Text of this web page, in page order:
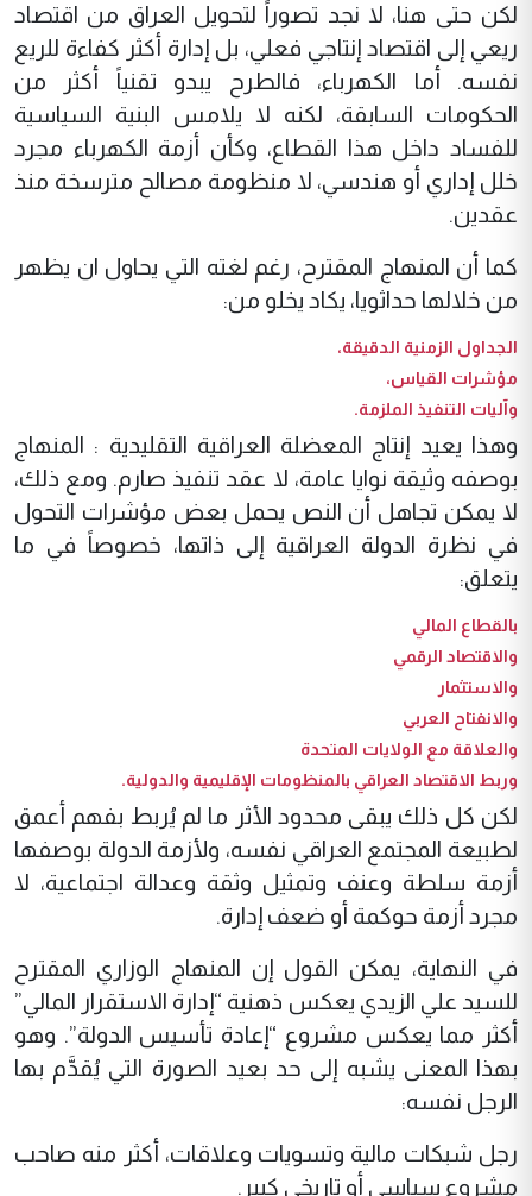
لكن حتى هنا، لا نجد تصوراً لتحويل العراق من اقتصاد
ريعي إلى اقتصاد إنتاجي فعلي، بل إدارة أكثر كفاءة للريع
نفسه. أما الكهرباء، فالطرح يبدو تقنياً أكثر من
الحكومات السابقة، لكنه لا يلامس البنية السياسية
للفساد داخل هذا القطاع، وكأن أزمة الكهرباء مجرد
خلل إداري أو هندسي، لا منظومة مصالح مترسخة منذ
عقدين.
كما أن المنهاج المقترح، رغم لغته التي يحاول ان يظهر
من خلالها حداثويا، يكاد يخلو من:
الجداول الزمنية الدقيقة،
مؤشرات القياس،
وآليات التنفيذ الملزمة.
وهذا يعيد إنتاج المعضلة العراقية التقليدية : المنهاج
بوصفه وثيقة نوايا عامة، لا عقد تنفيذ صارم. ومع ذلك،
لا يمكن تجاهل أن النص يحمل بعض مؤشرات التحول
في نظرة الدولة العراقية إلى ذاتها، خصوصاً في ما
يتعلق:
بالقطاع المالي
والاقتصاد الرقمي
والاستثمار
والانفتاح العربي
والعلاقة مع الولايات المتحدة
وربط الاقتصاد العراقي بالمنظومات الإقليمية والدولية.
لكن كل ذلك يبقى محدود الأثر ما لم يُربط بفهم أعمق
لطبيعة المجتمع العراقي نفسه، ولأزمة الدولة بوصفها
أزمة سلطة وعنف وتمثيل وثقة وعدالة اجتماعية، لا
مجرد أزمة حوكمة أو ضعف إدارة.
في النهاية، يمكن القول إن المنهاج الوزاري المقترح
للسيد علي الزيدي يعكس ذهنية “إدارة الاستقرار المالي”
أكثر مما يعكس مشروع “إعادة تأسيس الدولة”. وهو
بهذا المعنى يشبه إلى حد بعيد الصورة التي يُقدَّم بها
الرجل نفسه:
رجل شبكات مالية وتسويات وعلاقات، أكثر منه صاحب
مشروع سياسي أو تاريخي كبير.